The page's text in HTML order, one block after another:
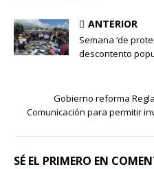
ANTERIOR
Semana ‘de
descontento
Gobierno reforma
Comunicación para permitir
SÉ EL PRIMERO EN